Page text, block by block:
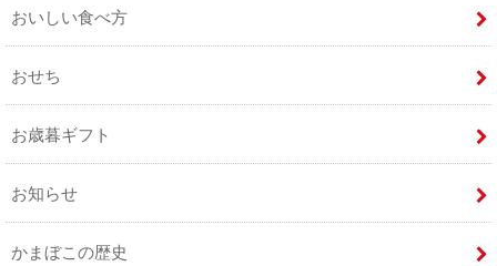
おいしい食べ方
おせち
お歳暮ギフト
お知らせ
かまぼこの歴史